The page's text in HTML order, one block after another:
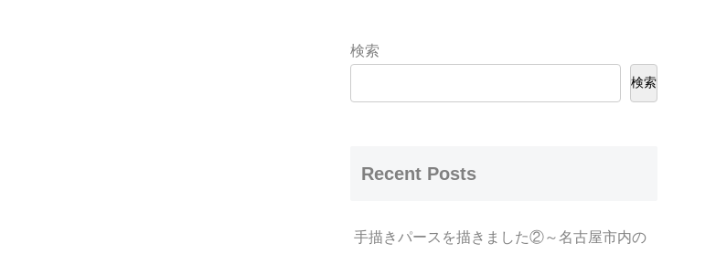
検索
検索
Recent Posts
手描きパースを描きました②～名古屋市内の